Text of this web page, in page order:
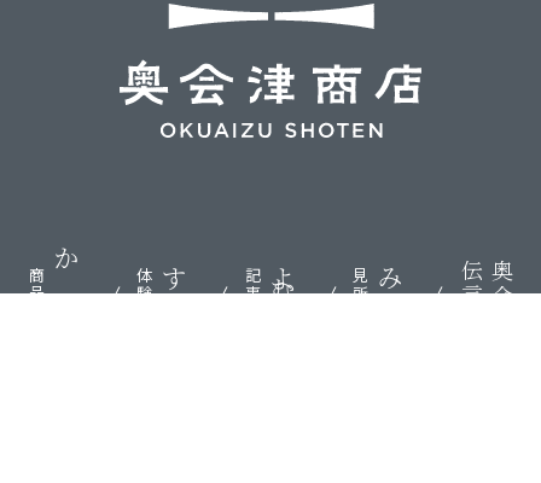
かう
商品 する
体験 よむ
記事 みる
見所 奥会津
伝言板